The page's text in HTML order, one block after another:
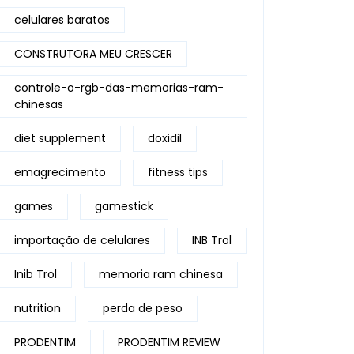
celulares baratos
CONSTRUTORA MEU CRESCER
controle-o-rgb-das-memorias-ram-
chinesas
diet supplement doxidil
emagrecimento fitness tips
games gamestick
importação de celulares INB Trol
Inib Trol memoria ram chinesa
nutrition perda de peso
PRODENTIM PRODENTIM REVIEW